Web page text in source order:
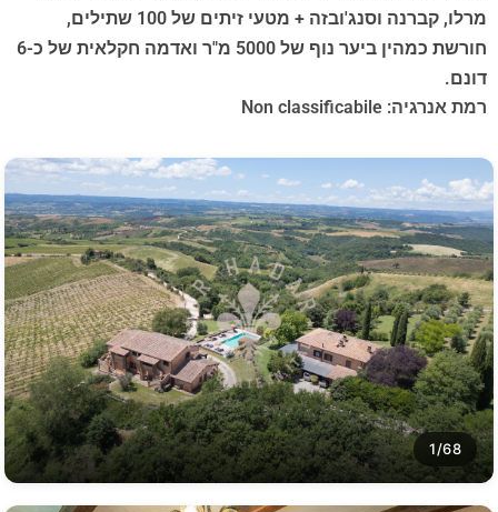
מרלו, קברנה וסנג'ובזה + מטעי זיתים של 100 שתילים,
חורשת כמהין ביער נוף של 5000 מ"ר ואדמה חקלאית של כ-6
דונם.
רמת אנרגיה: Non classificabile
1/68